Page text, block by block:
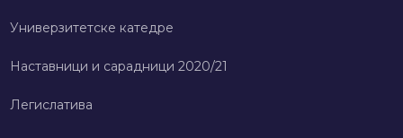
Универзитетске катедре
Наставници и сарадници 2020/21
Легислатива